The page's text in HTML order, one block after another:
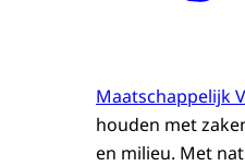
Maatschappelijk
houden met
en milieu. Met